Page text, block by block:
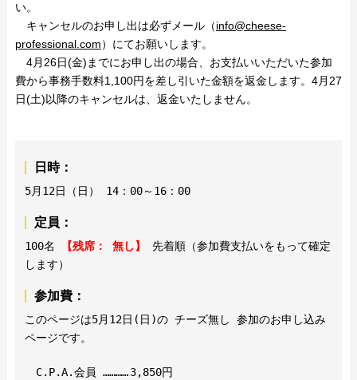
い。
キャンセルのお申し出は必ずメール（info@cheese-
professional.com）にてお願いします。
4月26日(金)までにお申し出の場合、お支払いいただいた参加
費から事務手数料1,100円を差し引いた金額を返金します。4月27
日(土)以降のキャンセルは、返金いたしません。
日時：
5月12日（日） 14：00～16：00
定員：
100名 【残席： 無し】
先着順（参加費支払いをもって確定
します）
参加費：
このページは5月12日(日)の チーズ無し 参加のお申し込み
ページです。
C.P.A.会員 …………3,850円